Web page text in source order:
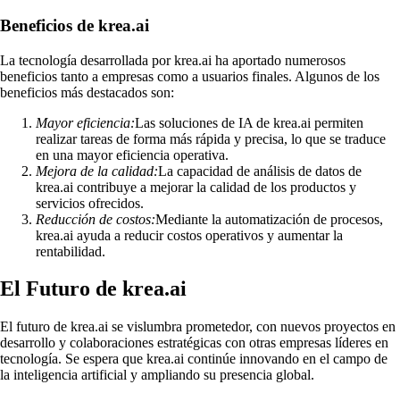
Beneficios de krea.ai
La tecnología desarrollada por krea.ai ha aportado numerosos
beneficios tanto a empresas como a usuarios finales. Algunos de los
beneficios más destacados son:
Mayor eficiencia:Las soluciones de IA de krea.ai permiten
realizar tareas de forma más rápida y precisa, lo que se traduce
en una mayor eficiencia operativa.
Mejora de la calidad:La capacidad de análisis de datos de
krea.ai contribuye a mejorar la calidad de los productos y
servicios ofrecidos.
Reducción de costos:Mediante la automatización de procesos,
krea.ai ayuda a reducir costos operativos y aumentar la
rentabilidad.
El Futuro de krea.ai
El futuro de krea.ai se vislumbra prometedor, con nuevos proyectos en
desarrollo y colaboraciones estratégicas con otras empresas líderes en
tecnología. Se espera que krea.ai continúe innovando en el campo de
la inteligencia artificial y ampliando su presencia global.